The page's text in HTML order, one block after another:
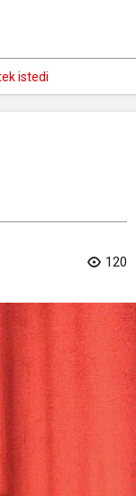
120